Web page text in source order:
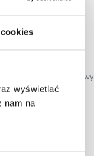
wyświetlać
nam na
międzynarodowy